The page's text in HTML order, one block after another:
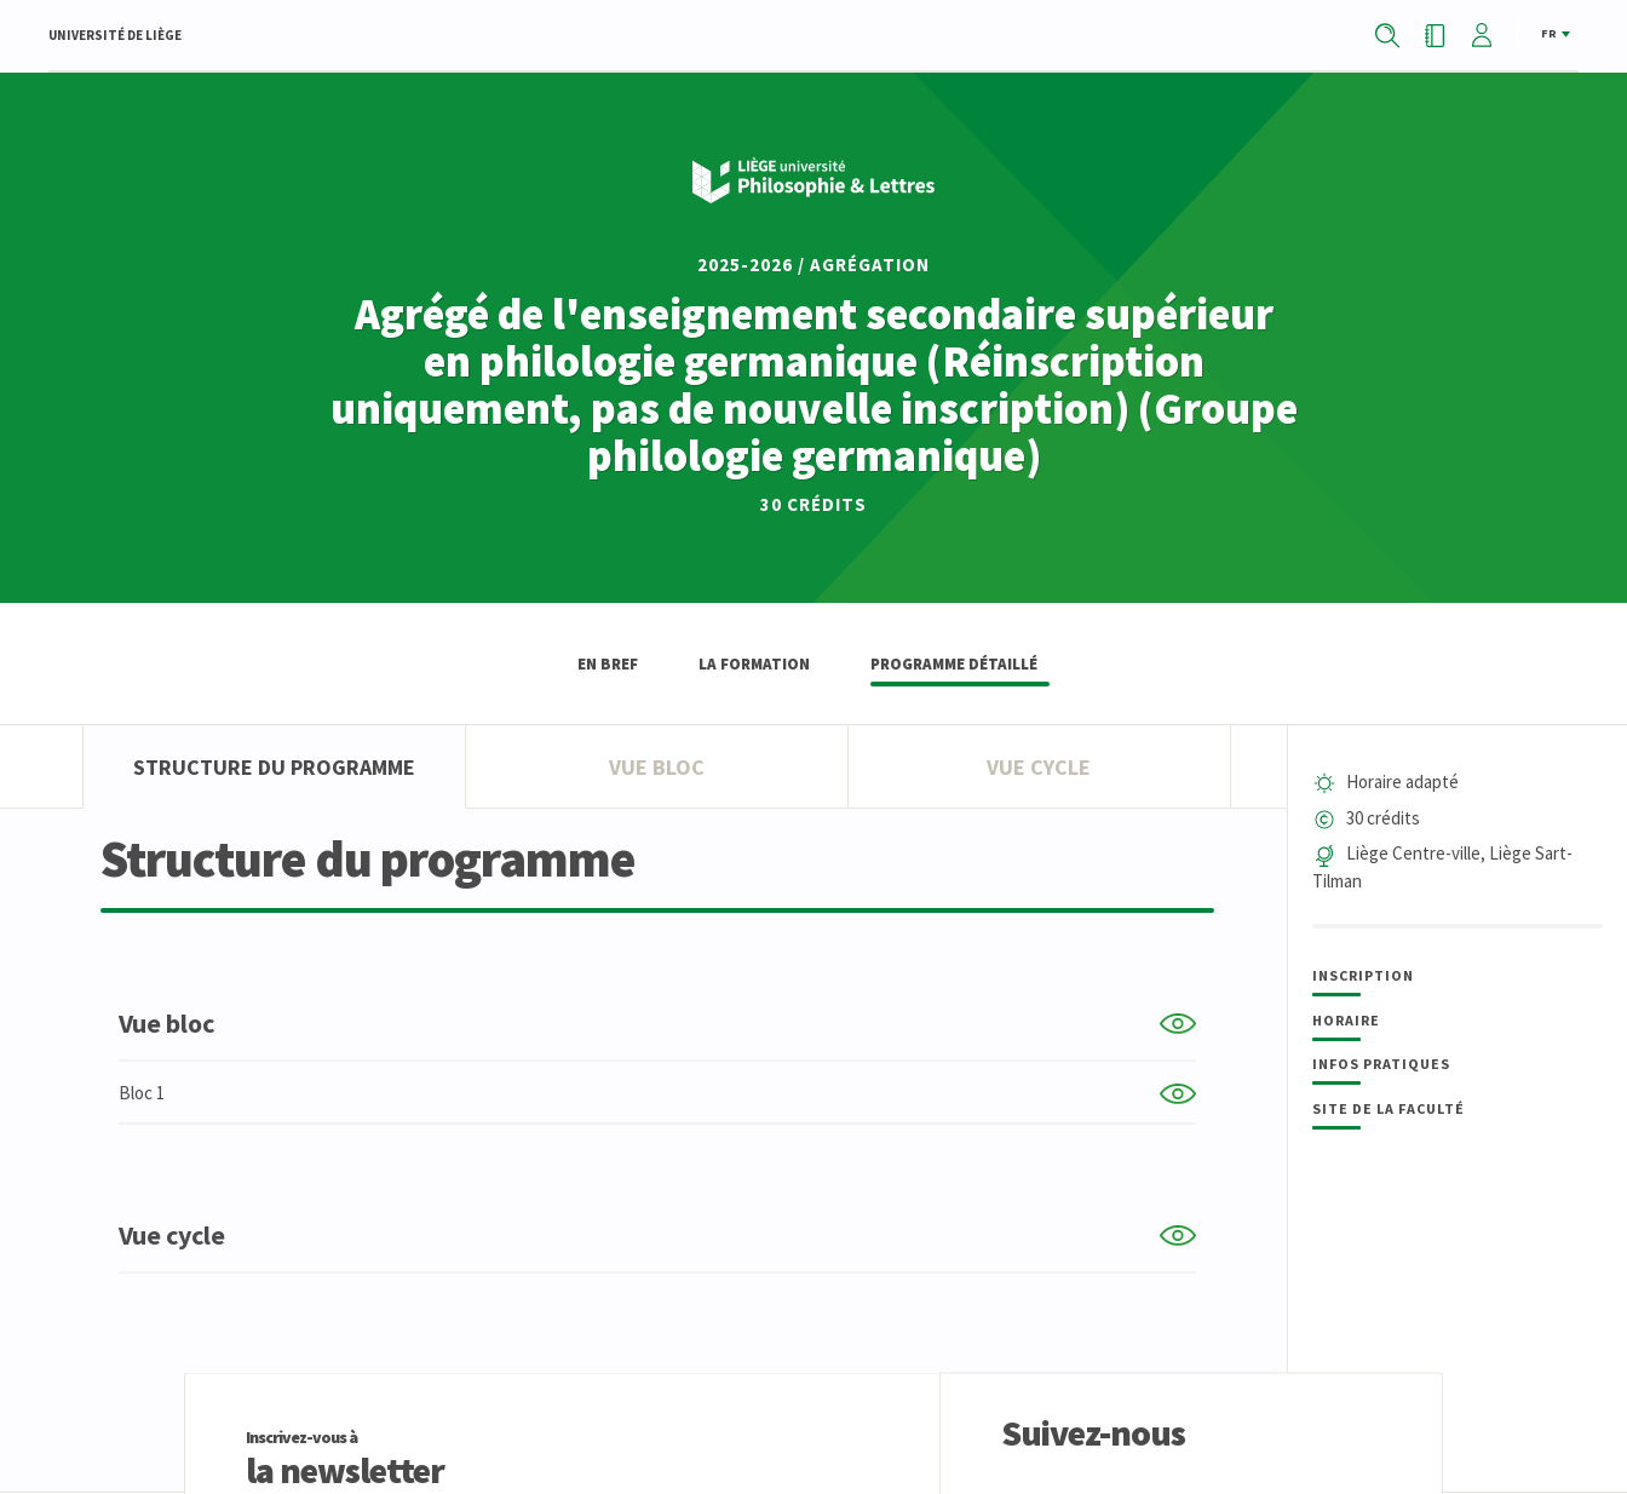
UNIVERSITÉ DE LIÈGE FR
2025-2026 / AGRÉGATION
Agrégé de l'enseignement secondaire supérieur
en philologie germanique (Réinscription
uniquement, pas de nouvelle inscription) (Groupe
philologie germanique)
30 CRÉDITS
EN BREF LA FORMATION PROGRAMME DÉTAILLÉ
Horaire adapté
30 crédits
Liège Centre-ville, Liège Sart-
Tilman
INSCRIPTION
HORAIRE
INFOS PRATIQUES
SITE DE LA FACULTÉ
STRUCTURE DU PROGRAMME VUE BLOC VUE CYCLE
Structure du programme
Vue bloc
Bloc 1
Vue cycle
Inscrivez-vous à
la newsletter
Suivez-nous